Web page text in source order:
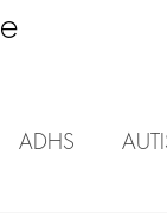
ADHS